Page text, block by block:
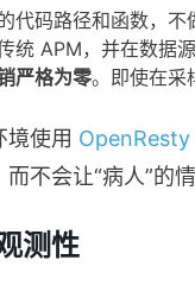
代码路径和函数，不
统 APM，并在数据
严格为零。即使在采
境使用 OpenResty
不会让“病人”的情
测性